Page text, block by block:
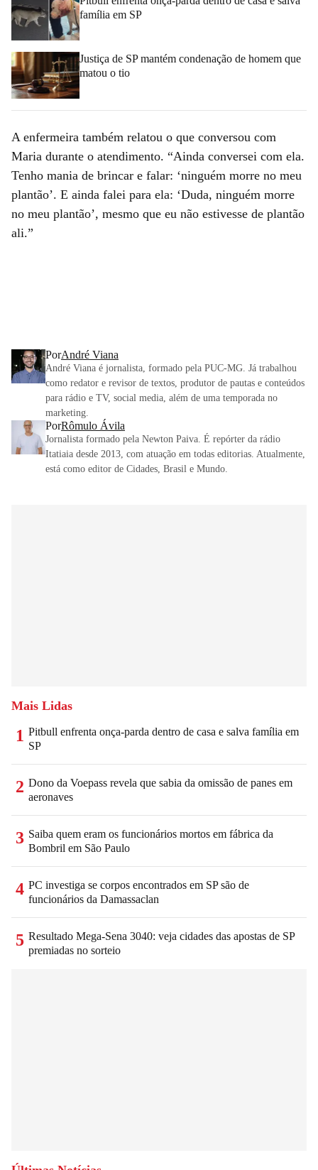
família em SP
Justiça de SP mantém condenação de homem que
matou o tio
A enfermeira também relatou o que conversou com
Maria durante o atendimento. “Ainda conversei com ela.
Tenho mania de brincar e falar: ‘ninguém morre no meu
plantão’. E ainda falei para ela: ‘Duda, ninguém morre
no meu plantão’, mesmo que eu não estivesse de plantão
ali.”
PorAndré Viana
André Viana é jornalista, formado pela PUC-MG. Já trabalhou
como redator e revisor de textos, produtor de pautas e conteúdos
para rádio e TV, social media, além de uma temporada no
marketing.
PorRômulo Ávila
Jornalista formado pela Newton Paiva. É repórter da rádio
Itatiaia desde 2013, com atuação em todas editorias. Atualmente,
está como editor de Cidades, Brasil e Mundo.
Mais Lidas
1 Pitbull enfrenta onça-parda dentro de casa e salva família em
SP
2 Dono da Voepass revela que sabia da omissão de panes em
aeronaves
3 Saiba quem eram os funcionários mortos em fábrica da
Bombril em São Paulo
4 PC investiga se corpos encontrados em SP são de
funcionários da Damassaclan
5 Resultado Mega-Sena 3040: veja cidades das apostas de SP
premiadas no sorteio